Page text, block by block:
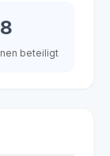
8
beteiligt